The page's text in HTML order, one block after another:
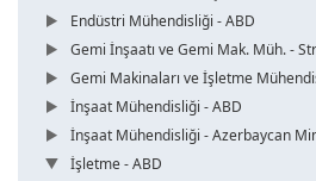
Endüstri Mühendisliği - ABD
Gemi İnşaatı ve Gemi Mak. Müh. -
Gemi Makinaları ve İşletme
İnşaat Mühendisliği - ABD
İnşaat Mühendisliği - Azerbaycan
İşletme - ABD